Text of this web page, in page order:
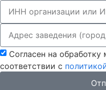
Согласен на
соответствии с